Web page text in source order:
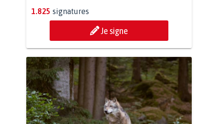
1.825 signatures
Je signe